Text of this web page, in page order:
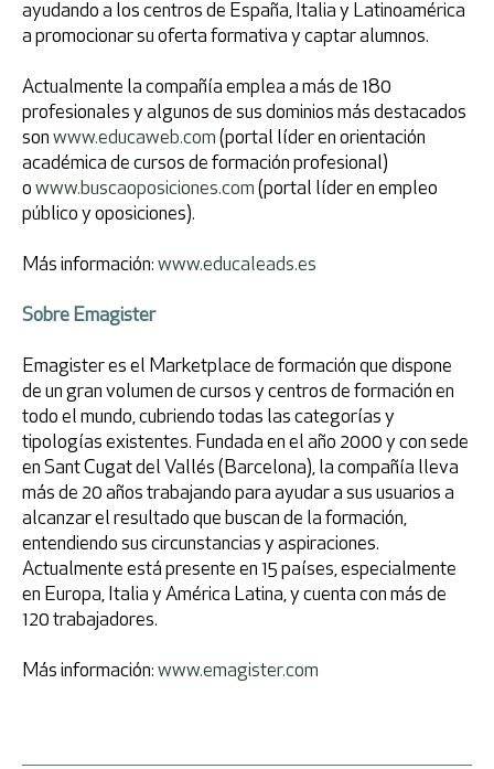
ayudando a los centros de España, Italia y Latinoamérica
a promocionar su oferta formativa y captar alumnos.
Actualmente la compañía emplea a más de 180
profesionales y algunos de sus dominios más destacados
son www.educaweb.com (portal líder en orientación
académica de cursos de formación profesional)
o www.buscaoposiciones.com (portal líder en empleo
público y oposiciones).
Más información: www.educaleads.es
Sobre Emagister
Emagister es el Marketplace de formación que dispone
de un gran volumen de cursos y centros de formación en
todo el mundo, cubriendo todas las categorías y
tipologías existentes. Fundada en el año 2000 y con sede
en Sant Cugat del Vallés (Barcelona), la compañía lleva
más de 20 años trabajando para ayudar a sus usuarios a
alcanzar el resultado que buscan de la formación,
entendiendo sus circunstancias y aspiraciones.
Actualmente está presente en 15 países, especialmente
en Europa, Italia y América Latina, y cuenta con más de
120 trabajadores.
Más información: www.emagister.com